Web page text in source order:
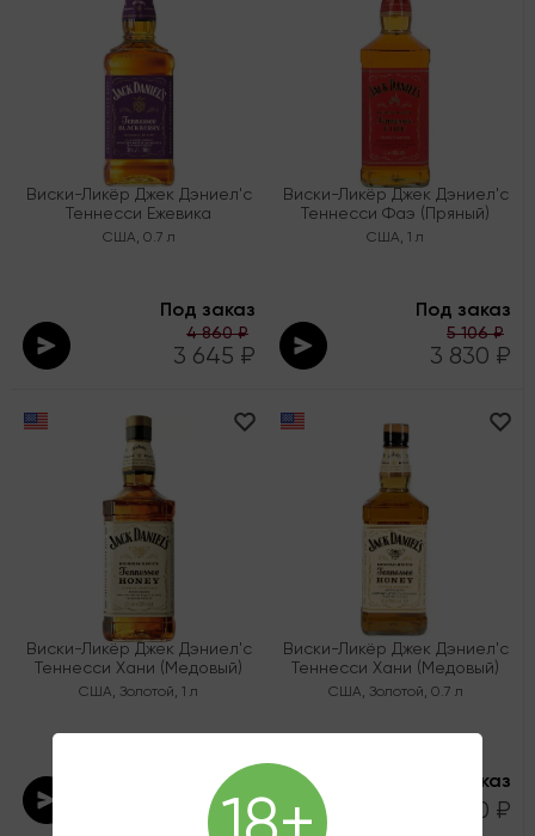
Виски-Ликёр Джек Дэниел'с
Теннесси Ежевика
США, 0.7 л
Под заказ
4 860 ₽
3 645 ₽
Виски-Ликёр Джек Дэниел'с
Теннесси Фаэ (Пряный)
США, 1 л
Под заказ
5 106 ₽
3 830 ₽
Виски-Ликёр Джек Дэниел'с
Теннесси Хани (Медовый)
США, Золотой, 1 л
Под заказ
5 266 ₽
3 950 ₽
Виски-Ликёр Джек Дэниел'с
Теннесси Хани (Медовый)
США, Золотой, 0.7 л
Под заказ
3 870 ₽